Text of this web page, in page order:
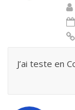
J’ai teste en